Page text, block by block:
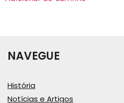
NAVEGUE
História
Notícias e Artigos